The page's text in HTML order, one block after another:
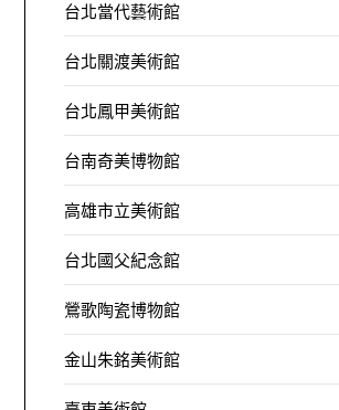
台北當代藝術館
台北關渡美術館
台北鳳甲美術館
台南奇美博物館
高雄市立美術館
台北國父紀念館
鶯歌陶瓷博物館
金山朱銘美術館